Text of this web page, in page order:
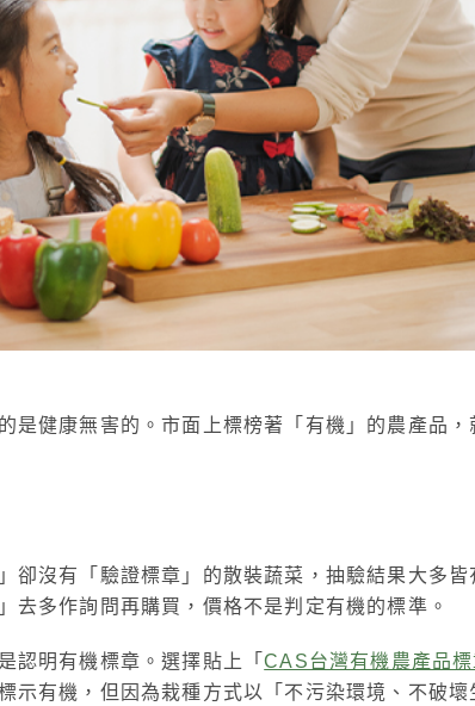
是健康無害的。市面上標榜著「有機」的農產品
卻沒有「驗證標章」的散裝蔬菜，抽驗結果大多
去多作詢問再購買，價格不是判定有機的標準。
認明有機標章。選擇貼上「CAS台灣有機農產品標
示有機，但因為栽種方式以「不污染環境、不破